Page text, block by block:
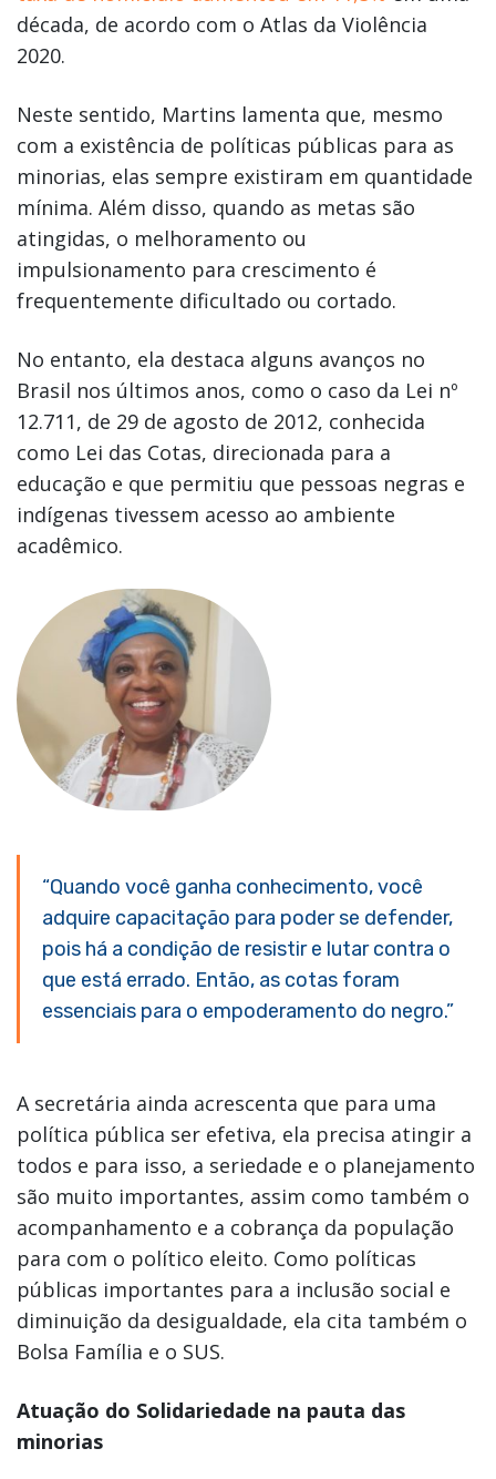
década, de acordo com o Atlas da Violência
2020.
Neste sentido, Martins lamenta que, mesmo
com a existência de políticas públicas para as
minorias, elas sempre existiram em quantidade
mínima. Além disso, quando as metas são
atingidas, o melhoramento ou
impulsionamento para crescimento é
frequentemente dificultado ou cortado.
No entanto, ela destaca alguns avanços no
Brasil nos últimos anos, como o caso da Lei nº
12.711, de 29 de agosto de 2012, conhecida
como Lei das Cotas, direcionada para a
educação e que permitiu que pessoas negras e
indígenas tivessem acesso ao ambiente
acadêmico.
“Quando você ganha conhecimento, você
adquire capacitação para poder se defender,
pois há a condição de resistir e lutar contra o
que está errado. Então, as cotas foram
essenciais para o empoderamento do negro.”
A secretária ainda acrescenta que para uma
política pública ser efetiva, ela precisa atingir a
todos e para isso, a seriedade e o planejamento
são muito importantes, assim como também o
acompanhamento e a cobrança da população
para com o político eleito. Como políticas
públicas importantes para a inclusão social e
diminuição da desigualdade, ela cita também o
Bolsa Família e o SUS.
Atuação do Solidariedade na pauta das
minorias